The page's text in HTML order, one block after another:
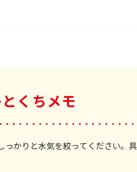
くちメモ
っかりと水気を絞ってください。